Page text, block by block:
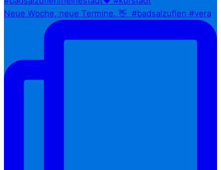
Neue Woche, neue Termine. 👋⁠ ⁠ #badsalzuflen #vera